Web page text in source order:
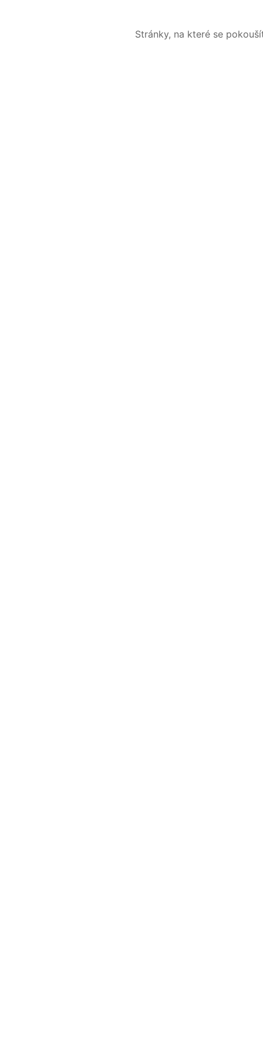
Stránky, na které se